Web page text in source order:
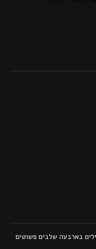
בארבעה שלבים פשוטים